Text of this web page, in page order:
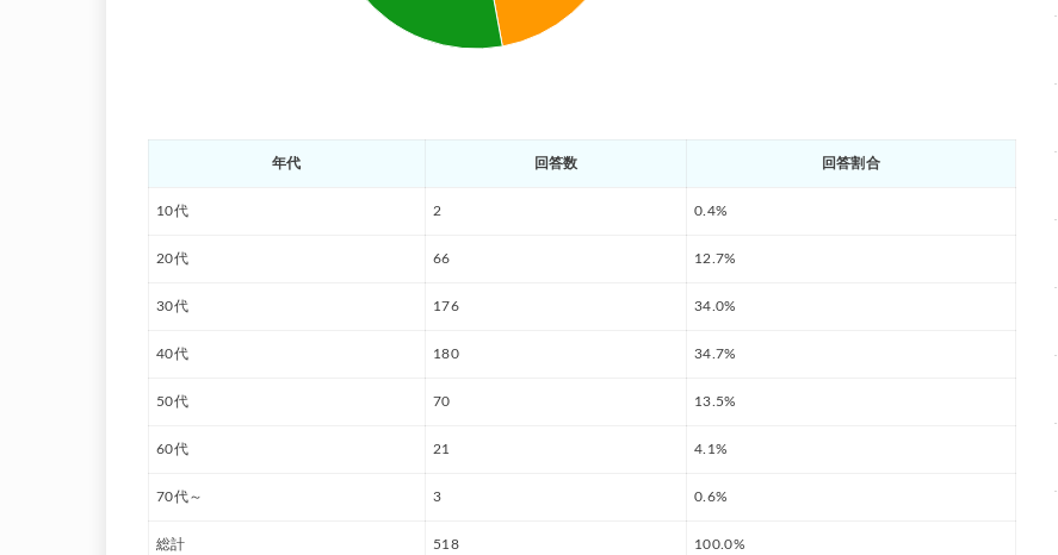
年代 回答数 回答割合
10代 2 0.4%
20代 66 12.7%
30代 176 34.0%
40代 180 34.7%
50代 70 13.5%
60代 21 4.1%
70代～ 3 0.6%
総計 518 100.0%